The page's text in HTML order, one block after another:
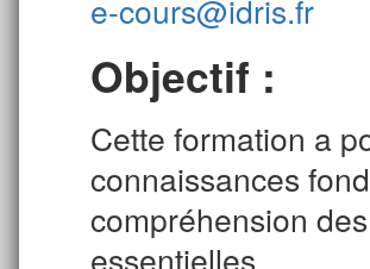
e-cours@idris.fr
Objectif :
Cette formation a
connaissances
compréhension
essentielles.